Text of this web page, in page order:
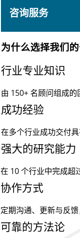
咨询服务
为什么选择我们的
行业专业知识
由 150+ 名顾问组成的
成功经验
在多个行业成功交付
强大的研究能力
在 10 个行业中完成超
协作方式
定期沟通、更新与反馈
可靠的方法论